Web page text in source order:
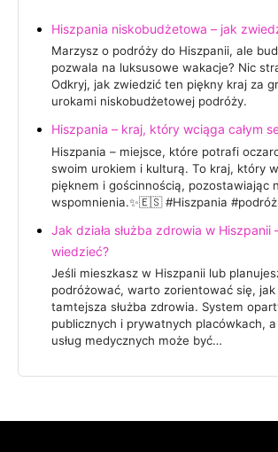
Hiszpania niskobudżetowa – jak
Marzysz o podróży do Hiszpanii, ale
pozwala na luksusowe wakacje? Nic
Odkryj, jak zwiedzić ten piękny kraj za
urokami niskobudżetowej podróży.
Hiszpania – kraj, który wciąga całym
Hiszpania – miejsce, które potrafi
swoim urokiem i kulturą. To kraj, który
pięknem i gościnnością, pozostawiając
wspomnienia.✨🇪🇸 #Hiszpania
Jak działa służba zdrowia w Hiszpanii
wiedzieć?
Jeśli mieszkasz w Hiszpanii lub
podróżować, warto zorientować się, jak
tamtejsza służba zdrowia. System
publicznych i prywatnych placówkach,
usług medycznych może być…